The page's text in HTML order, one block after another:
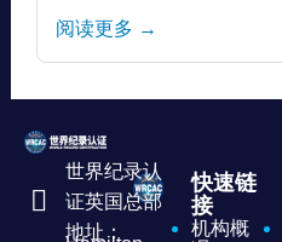
阅读更多 →
世界纪录认
证英国总部
地址：
快速链
接
机构概